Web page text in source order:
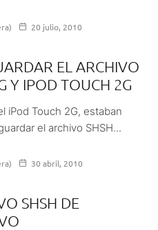
20 julio, 2010
EL ARCHIVO
Y IPOD TOUCH 2G
iPod Touch 2G, estaban
el archivo SHSH...
30 abril, 2010
SHSH DE